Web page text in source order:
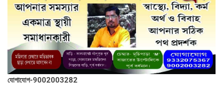
যোগাযোগ-9002003282